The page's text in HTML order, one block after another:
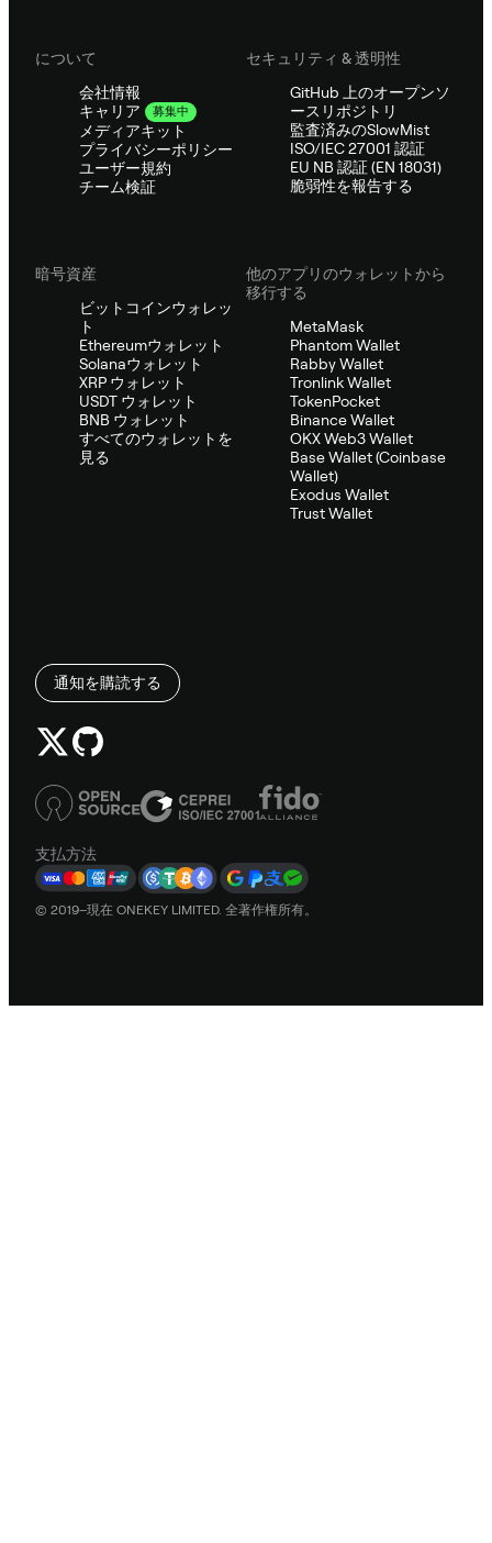
について
会社情報
キャリア
募集中
メディアキット
プライバシーポリシー
ユーザー規約
チーム検証
セキュリティ & 透明性
GitHub 上のオープンソ
ースリポジトリ
監査済みのSlowMist
ISO/IEC 27001 認証
EU NB 認証 (EN 18031)
脆弱性を報告する
暗号資産
ビットコインウォレッ
ト
Ethereumウォレット
Solanaウォレット
XRP ウォレット
USDT ウォレット
BNB ウォレット
すべてのウォレットを
見る
他のアプリのウォレットから
移行する
MetaMask
Phantom Wallet
Rabby Wallet
Tronlink Wallet
TokenPocket
Binance Wallet
OKX Web3 Wallet
Base Wallet (Coinbase
Wallet)
Exodus Wallet
Trust Wallet
通知を購読する
支払方法
© 2019–現在 ONEKEY LIMITED. 全著作権所有。